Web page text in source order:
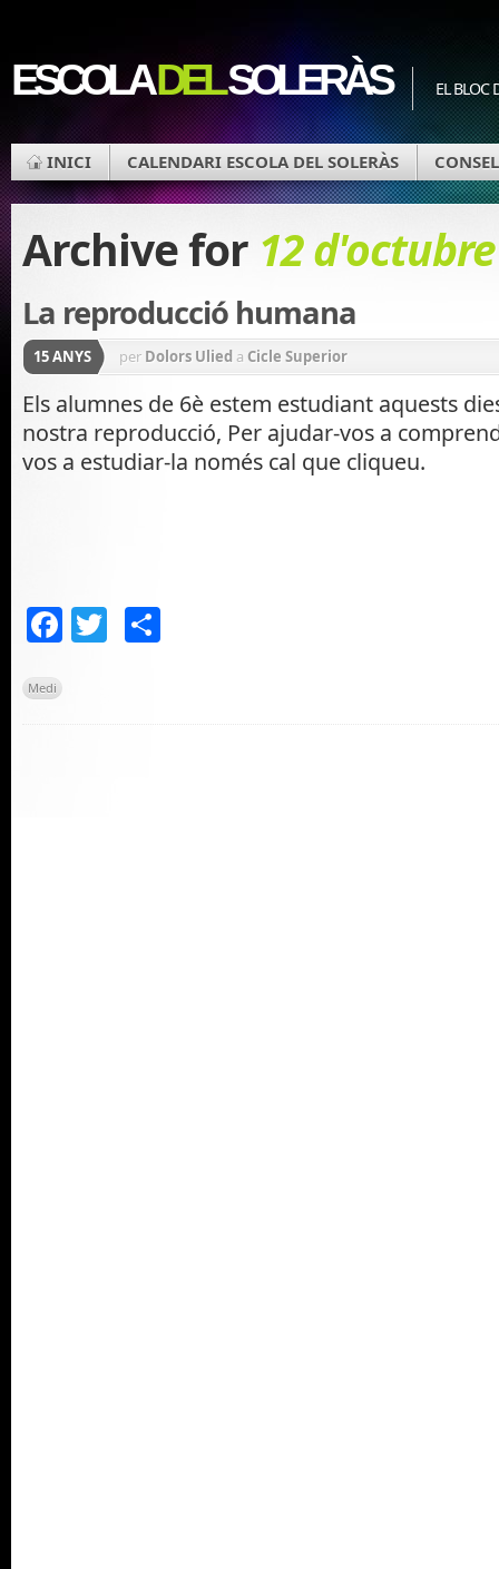
ESCOLADELSOLERÀS EL BLOC
INICI CALENDARI ESCOLA DEL SOLERÀS
Archive for 12
La reproducció humana
15 ANYS per Dolors Ulied a Cicle Superior
Els alumnes de 6è estem estudiant aquests
nostra reproducció, Per ajudar-vos a
vos a estudiar-la només cal que cliqueu.
Facebook
Twitter
Medi